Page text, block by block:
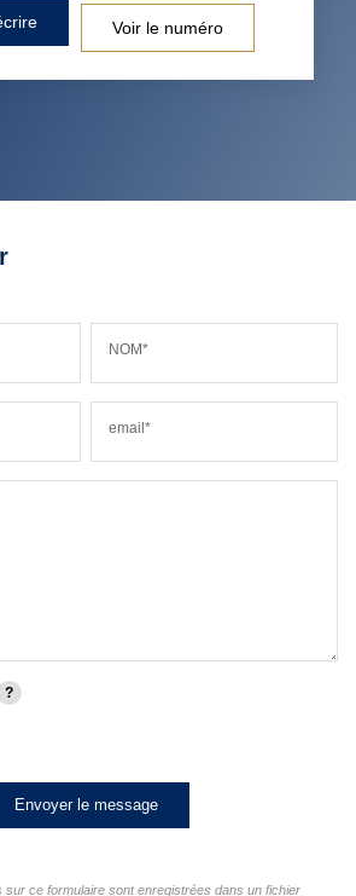
Voir le numéro
NOM*
email*
Envoyer le message
sur ce formulaire sont enregistrées dans un fichier